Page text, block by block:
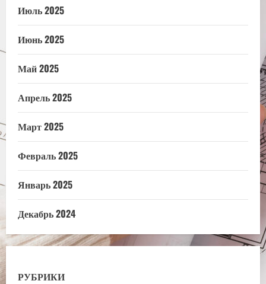
Июль 2025
Июнь 2025
Май 2025
Апрель 2025
Март 2025
Февраль 2025
Январь 2025
Декабрь 2024
РУБРИКИ